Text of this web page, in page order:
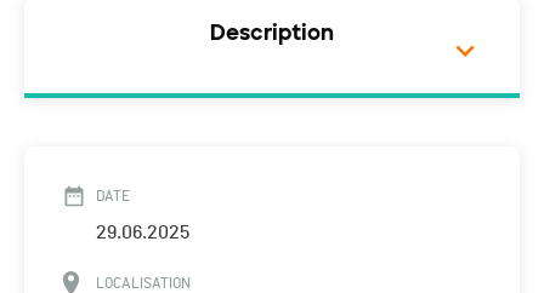
Description
DATE
29.06.2025
LOCALISATION